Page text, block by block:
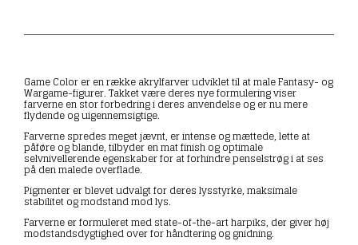
Game Color er en række akrylfarver udviklet til at male Fantasy- og
Wargame-figurer.Takket være deres nye formulering viser
farverne en stor forbedring i deres anvendelse og er nu mere
flydende og uigennemsigtige.
Farverne spredes meget jævnt, er intense og mættede, lette at
påføre og blande, tilbyder en mat finish og optimale
selvnivellerende egenskaber for at forhindre penselstrøg i at ses
på den malede overflade.
Pigmenter er blevet udvalgt for deres lysstyrke, maksimale
stabilitet og modstand mod lys.
Farverne er formuleret med state-of-the-art harpiks, der giver høj
modstandsdygtighed over for håndtering og gnidning.